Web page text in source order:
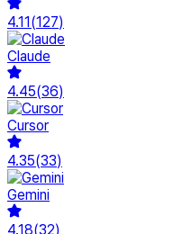
4.11(127)
Claude
4.45(36)
Cursor
4.35(33)
Gemini
4.18(32)